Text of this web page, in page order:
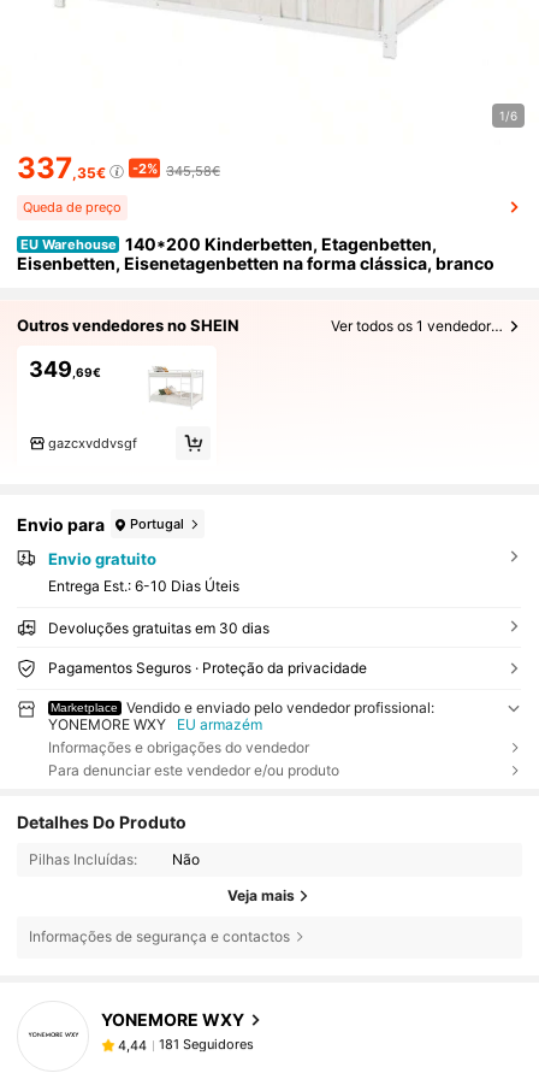
1/6
337,35€ -2% 345,58€
Queda de preço
EU Warehouse 140*200 Kinderbetten, Etagenbetten,
Eisenbetten, Eisenetagenbetten na forma clássica, branco
Outros vendedores no SHEIN Ver todos os 1 vendedores
349 ,69€
gazcxvddvsgf
Envio para Portugal
Envio gratuito
Entrega Est.: 6-10 Dias Úteis
Devoluções gratuitas em 30 dias
Pagamentos Seguros · Proteção da privacidade
Marketplace
Vendido e enviado pelo vendedor profissional:
YONEMORE WXY
EU armazém
Informações e obrigações do vendedor
Para denunciar este vendedor e/ou produto
Detalhes Do Produto
Pilhas Incluídas: Não
Veja mais
Informações de segurança e contactos
YONEMORE WXY
4,44 181 Seguidores